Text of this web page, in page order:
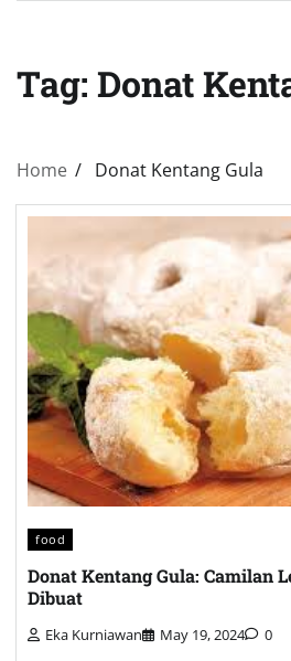
Tag: Donat
Home Donat Kentang Gula
food
Donat Kentang Gula: Camilan
Dibuat
Eka Kurniawan May 19, 2024 0